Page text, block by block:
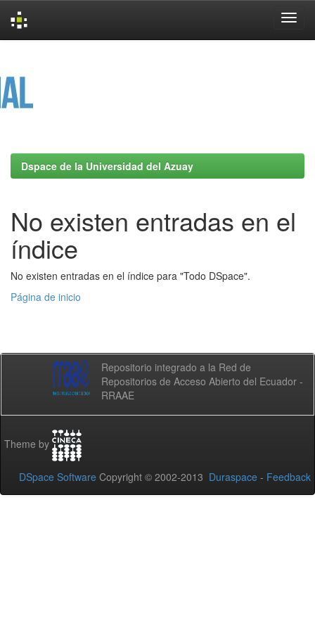
Dspace de la Universidad del Azuay
No existen entradas en el
índice
No existen entradas en el índice para "Todo DSpace".
Página de inicio
Repositorio integrado a la Red de
Repositorios de Acceso Abierto del Ecuador -
RRAAE
Theme by
DSpace Software Copyright © 2002-2013 Duraspace - Feedback